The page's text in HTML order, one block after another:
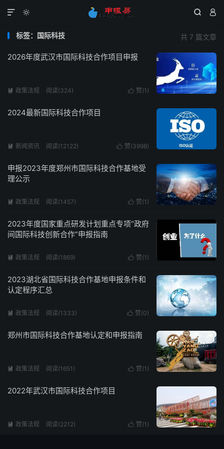
  

共 7 篇文章
标签：国际科技
2026年度武汉市国际科技合作项目申报
 赞(1 )
 政策法规 阅读(324)
2024最新国际科技合作项目
 赞(3998)
 新闻资讯 阅读(12122)
申报2023年度郑州市国际科技合作基地受
理公示
 赞(1 )
 政策法规 阅读(1457)
2023年度国家重点研发计划重点专项“政府
间国际科技创新合作”申报指南
 赞(1 )
 政策法规 阅读(1869)
2023湖北省国际科技合作基地申报条件和
认定程序汇总
 赞(0)
 政策法规 阅读(1333)
郑州市国际科技合作基地认定和申报指南
 赞(1 )
 政策法规 阅读(1651)
2022年武汉市国际科技合作项目
 赞(1 )
 政策法规 阅读(2212)